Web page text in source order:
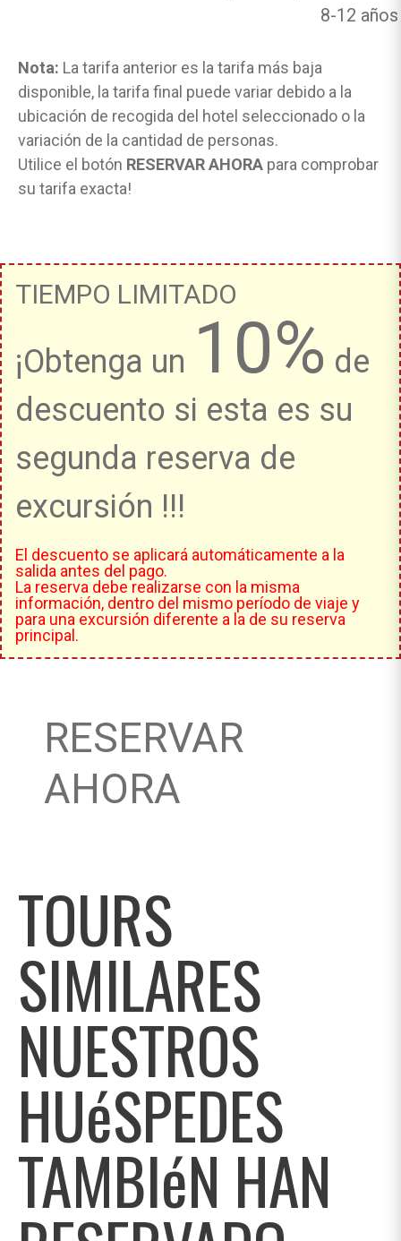
8-12 años
Nota: La tarifa anterior es la tarifa más baja
disponible, la tarifa final puede variar debido a la
ubicación de recogida del hotel seleccionado o la
variación de la cantidad de personas.
Utilice el botón RESERVAR AHORA para comprobar
su tarifa exacta!
TIEMPO LIMITADO
¡Obtenga un 10% de
descuento si esta es su
segunda reserva de
excursión !!!
El descuento se aplicará automáticamente a la
salida antes del pago.
La reserva debe realizarse con la misma
información, dentro del mismo período de viaje y
para una excursión diferente a la de su reserva
principal.
RESERVAR
AHORA
TOURS
SIMILARES
NUESTROS
HUéSPEDES
TAMBIéN HAN